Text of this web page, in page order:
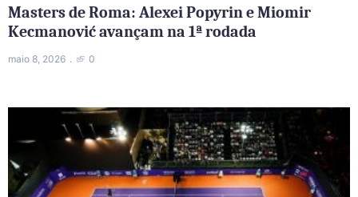
Masters de Roma: Alexei Popyrin e Miomir
Kecmanović avançam na 1ª rodada
maio 8, 2026 0